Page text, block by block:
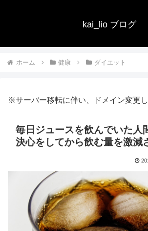
kai_lio ブログ
ホーム 健康 ダイエット
※サーバー移転に伴い、ドメイン変更し
毎日ジュースを飲んでいた人
決心をしてから飲む量を激減